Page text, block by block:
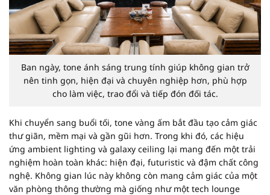
Ban ngày, tone ánh sáng trung tính giúp không gian trở
nên tinh gọn, hiện đại và chuyên nghiệp hơn, phù hợp
cho làm việc, trao đổi và tiếp đón đối tác.
Khi chuyển sang buổi tối, tone vàng ấm bắt đầu tạo cảm giác
thư giãn, mềm mại và gần gũi hơn. Trong khi đó, các hiệu
ứng ambient lighting và galaxy ceiling lại mang đến một trải
nghiệm hoàn toàn khác: hiện đại, futuristic và đậm chất công
nghệ. Không gian lúc này không còn mang cảm giác của một
văn phòng thông thường mà giống như một tech lounge